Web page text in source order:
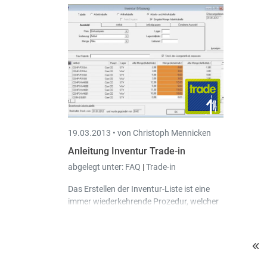
19.03.2013 • von Christoph Mennicken
Anleitung Inventur Trade-in
abgelegt unter: FAQ |Trade-in
Das Erstellen der Inventur-Liste ist eine
immer wiederkehrende Prozedur, welcher